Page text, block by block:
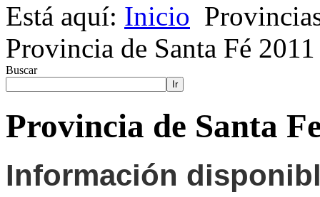
Está aquí: Inicio
Provincia de Santa Fé 2011
Buscar
Ir
Provincia de Santa
Información